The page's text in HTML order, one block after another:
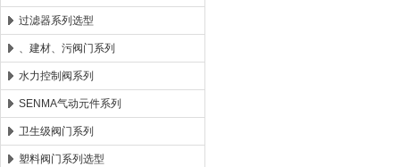
过滤器系列选型
、建材、污阀门系列
水力控制阀系列
SENMA气动元件系列
卫生级阀门系列
塑料阀门系列选型